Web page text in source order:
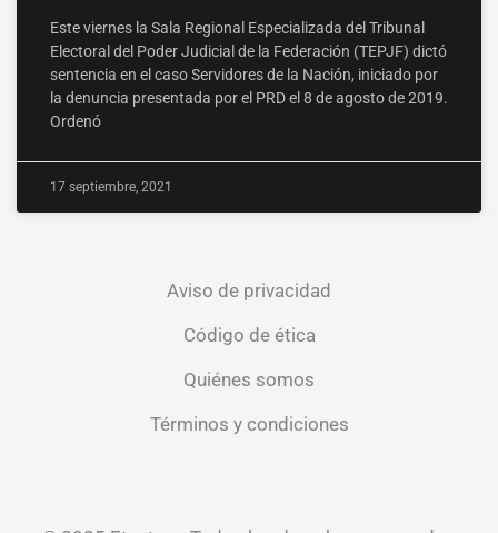
Este viernes la Sala Regional Especializada del Tribunal
Electoral del Poder Judicial de la Federación (TEPJF) dictó
sentencia en el caso Servidores de la Nación, iniciado por
la denuncia presentada por el PRD el 8 de agosto de 2019.
Ordenó
17 septiembre, 2021
Aviso de privacidad
Código de ética
Quiénes somos
Términos y condiciones